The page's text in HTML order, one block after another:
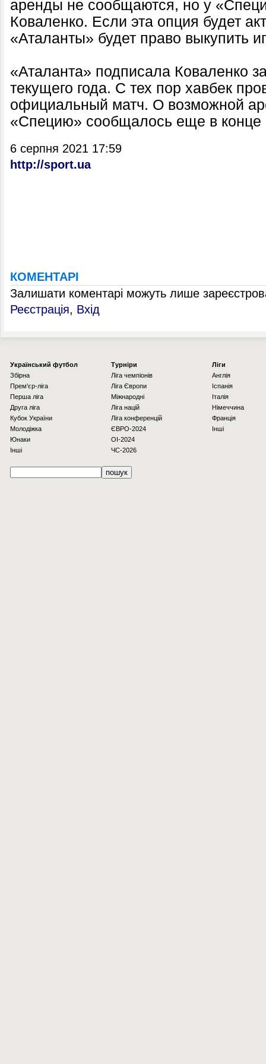
аренды не сообщаются, но у
Коваленко. Если эта опция будет
«Аталанты» будет право выкупить
«Аталанта» подписала Коваленко
текущего года. С тех пор хавбек
официальный матч. О возможной
«Специю» сообщалось еще в
6 серпня 2021 17:59
http://sport.ua
КОМЕНТАРІ
Залишати коментарі можуть лише
Реєстрація, Вхід
Українcький футбол
Збірна
Прем'єр-ліга
Перша ліга
Друга ліга
Кубок України
Молодіжка
Юнаки
Інші
Турніри
Ліга чемпіонів
Ліга Європи
Міжнародні
Ліга націй
Ліга конференцій
ЄВРО-2024
OI-2024
ЧС-2026
Ліги
Англія
Іспанія
Італія
Німеччина
Франція
Інші